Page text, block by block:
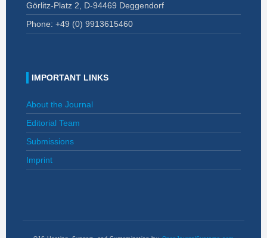
Görlitz-Platz 2, D-94469 Deggendorf
Phone: +49 (0) 9913615460
IMPORTANT LINKS
About the Journal
Editorial Team
Submissions
Imprint